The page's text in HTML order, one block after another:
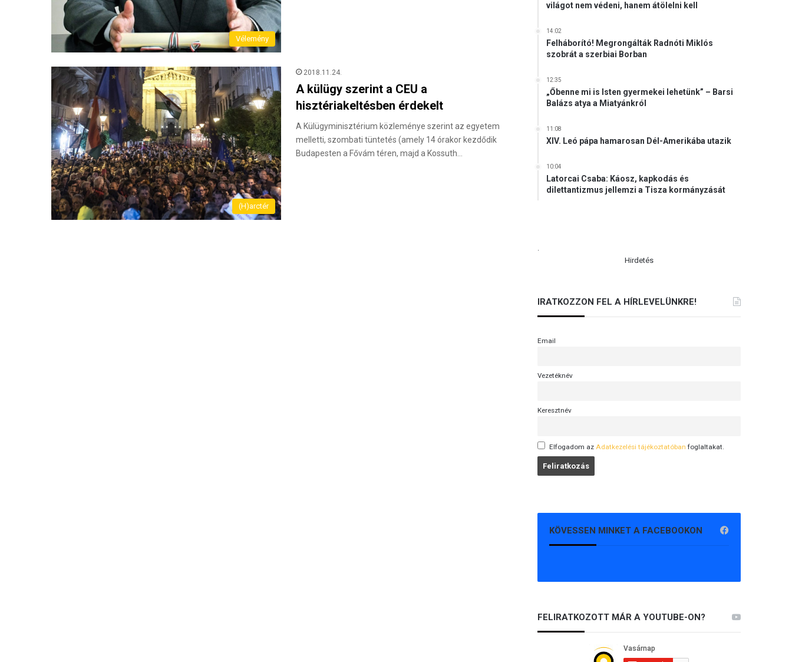
Vélemény
(H)arctér
2018.11.24.
A külügy szerint a CEU a
hisztériakeltésben érdekelt
A Külügyminisztérium közleménye szerint az egyetem
melletti, szombati tüntetés (amely 14 órakor kezdődik
Budapesten a Fővám téren, majd a Kossuth…
világot nem védeni, hanem átölelni kell
14:02
Felháborító! Megrongálták Radnóti Miklós
szobrát a szerbiai Borban
12:35
„Őbenne mi is Isten gyermekei lehetünk” – Barsi
Balázs atya a Miatyánkról
11:08
XIV. Leó pápa hamarosan Dél-Amerikába utazik
10:04
Latorcai Csaba: Káosz, kapkodás és
dilettantizmus jellemzi a Tisza kormányzását
.
Hirdetés
IRATKOZZON FEL A HÍRLEVELÜNKRE!
Email
Vezetéknév
Keresztnév
Elfogadom az Adatkezelési tájékoztatóban foglaltakat.
KÖVESSEN MINKET A FACEBOOKON
FELIRATKOZOTT MÁR A YOUTUBE-ON?